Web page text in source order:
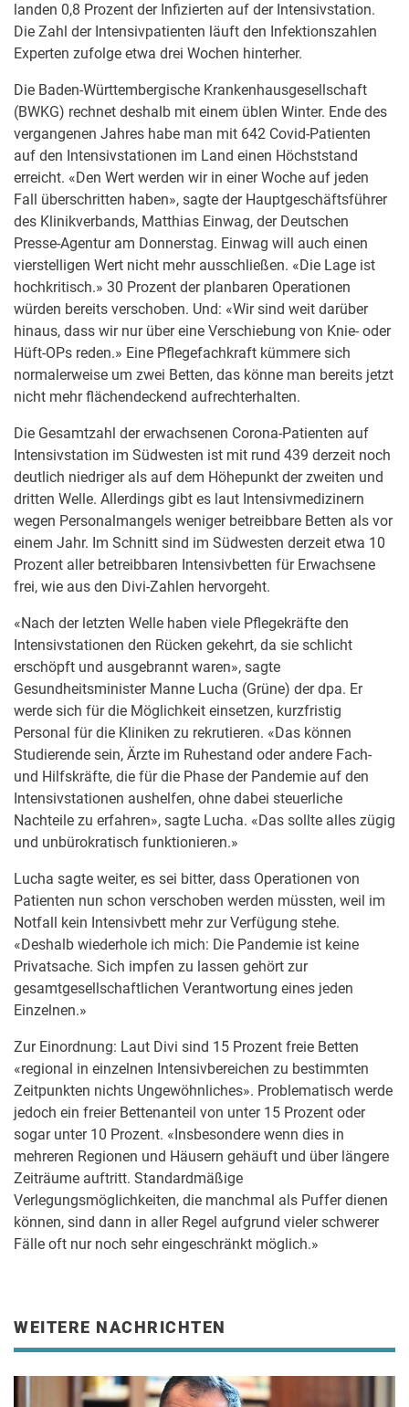
landen 0,8 Prozent der Infizierten auf der Intensivstation.
Die Zahl der Intensivpatienten läuft den Infektionszahlen
Experten zufolge etwa drei Wochen hinterher.
Die Baden-Württembergische Krankenhausgesellschaft
(BWKG) rechnet deshalb mit einem üblen Winter. Ende des
vergangenen Jahres habe man mit 642 Covid-Patienten
auf den Intensivstationen im Land einen Höchststand
erreicht. «Den Wert werden wir in einer Woche auf jeden
Fall überschritten haben», sagte der Hauptgeschäftsführer
des Klinikverbands, Matthias Einwag, der Deutschen
Presse-Agentur am Donnerstag. Einwag will auch einen
vierstelligen Wert nicht mehr ausschließen. «Die Lage ist
hochkritisch.» 30 Prozent der planbaren Operationen
würden bereits verschoben. Und: «Wir sind weit darüber
hinaus, dass wir nur über eine Verschiebung von Knie- oder
Hüft-OPs reden.» Eine Pflegefachkraft kümmere sich
normalerweise um zwei Betten, das könne man bereits jetzt
nicht mehr flächendeckend aufrechterhalten.
Die Gesamtzahl der erwachsenen Corona-Patienten auf
Intensivstation im Südwesten ist mit rund 439 derzeit noch
deutlich niedriger als auf dem Höhepunkt der zweiten und
dritten Welle. Allerdings gibt es laut Intensivmedizinern
wegen Personalmangels weniger betreibbare Betten als vor
einem Jahr. Im Schnitt sind im Südwesten derzeit etwa 10
Prozent aller betreibbaren Intensivbetten für Erwachsene
frei, wie aus den Divi-Zahlen hervorgeht.
«Nach der letzten Welle haben viele Pflegekräfte den
Intensivstationen den Rücken gekehrt, da sie schlicht
erschöpft und ausgebrannt waren», sagte
Gesundheitsminister Manne Lucha (Grüne) der dpa. Er
werde sich für die Möglichkeit einsetzen, kurzfristig
Personal für die Kliniken zu rekrutieren. «Das können
Studierende sein, Ärzte im Ruhestand oder andere Fach-
und Hilfskräfte, die für die Phase der Pandemie auf den
Intensivstationen aushelfen, ohne dabei steuerliche
Nachteile zu erfahren», sagte Lucha. «Das sollte alles zügig
und unbürokratisch funktionieren.»
Lucha sagte weiter, es sei bitter, dass Operationen von
Patienten nun schon verschoben werden müssten, weil im
Notfall kein Intensivbett mehr zur Verfügung stehe.
«Deshalb wiederhole ich mich: Die Pandemie ist keine
Privatsache. Sich impfen zu lassen gehört zur
gesamtgesellschaftlichen Verantwortung eines jeden
Einzelnen.»
Zur Einordnung: Laut Divi sind 15 Prozent freie Betten
«regional in einzelnen Intensivbereichen zu bestimmten
Zeitpunkten nichts Ungewöhnliches». Problematisch werde
jedoch ein freier Bettenanteil von unter 15 Prozent oder
sogar unter 10 Prozent. «Insbesondere wenn dies in
mehreren Regionen und Häusern gehäuft und über längere
Zeiträume auftritt. Standardmäßige
Verlegungsmöglichkeiten, die manchmal als Puffer dienen
können, sind dann in aller Regel aufgrund vieler schwerer
Fälle oft nur noch sehr eingeschränkt möglich.»
WEITERE NACHRICHTEN